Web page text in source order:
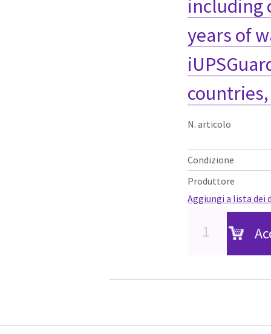
including
years of
N. articolo
Condizione
Produttore
Aggiungi a lista dei